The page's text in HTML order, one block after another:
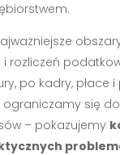
i rozliczeń
po kadry, płace
ograniczamy się
– pokazujemy